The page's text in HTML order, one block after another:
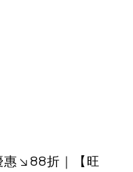
惠↘88折｜【旺